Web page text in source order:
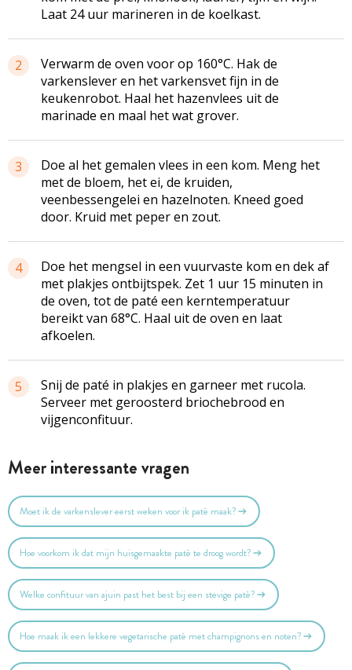
Laat 24 uur marineren in de koelkast.
2
Verwarm de oven voor op 160°C. Hak de
varkenslever en het varkensvet fijn in de
keukenrobot. Haal het hazenvlees uit de
marinade en maal het wat grover.
3
Doe al het gemalen vlees in een kom. Meng het
met de bloem, het ei, de kruiden,
veenbessengelei en hazelnoten. Kneed goed
door. Kruid met peper en zout.
4
Doe het mengsel in een vuurvaste kom en dek af
met plakjes ontbijtspek. Zet 1 uur 15 minuten in
de oven, tot de paté een kerntemperatuur
bereikt van 68°C. Haal uit de oven en laat
afkoelen.
5
Snij de paté in plakjes en garneer met rucola.
Serveer met geroosterd briochebrood en
vijgenconfituur.
Meer interessante vragen
Moet ik de varkenslever eerst weken voor ik paté maak?
Hoe voorkom ik dat mijn huisgemaakte paté te droog wordt?
Welke confituur van ajuin past het best bij een stevige paté?
Hoe maak ik een lekkere vegetarische paté met champignons en noten?